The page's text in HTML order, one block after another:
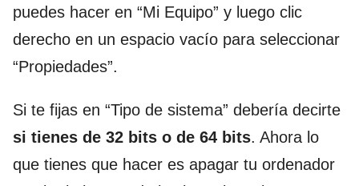
puedes hacer en “Mi Equipo” y luego clic
derecho en un espacio vacío para seleccionar
“Propiedades”.
Si te fijas en “Tipo de sistema” debería decirte
si tienes de 32 bits o de 64 bits. Ahora lo
que tienes que hacer es apagar tu ordenador